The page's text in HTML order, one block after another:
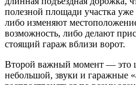
полезной площади участка
либо изменяют
возможность, либо делают
стоящий гараж вблизи ворот.
Второй важный момент — это
небольшой, звуки и гаражные